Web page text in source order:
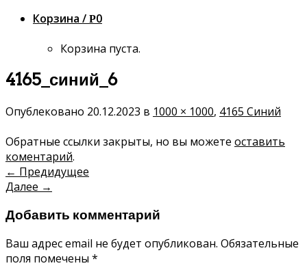
Корзина / Р0
Корзина пуста.
4165_синий_6
Опублековано 20.12.2023 в 1000 × 1000, 4165 Синий
Обратные ссылки закрыты, но вы можете оставить
коментарий.
← Предидущее
Далее →
Добавить комментарий
Ваш адрес email не будет опубликован. Обязательные
поля помечены *